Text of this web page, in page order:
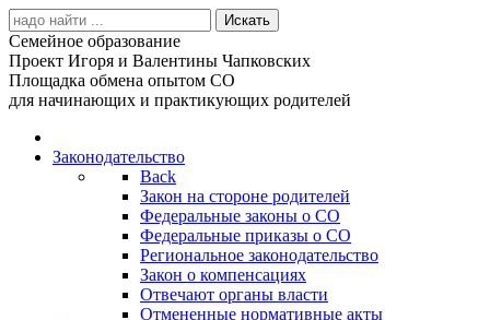
Search
for:
Семейное образование
Проект Игоря и Валентины Чапковских
Площадка обмена опытом СО
для начинающих и практикующих родителей
Законодательство
Back
Закон на стороне родителей
Федеральные законы о СО
Федеральные приказы о СО
Региональное законодательство
Закон о компенсациях
Отвечают органы власти
Отмененные нормативные акты